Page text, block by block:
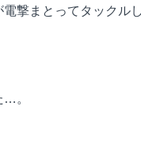
撃まとってタックル
…。